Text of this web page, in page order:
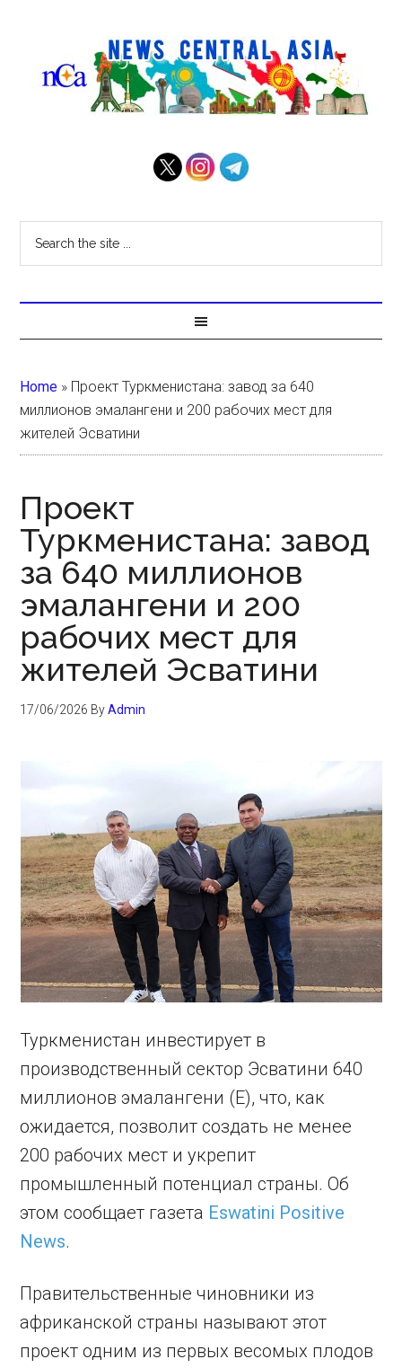
Home » Проект Туркменистана: завод за 640
миллионов эмалангени и 200 рабочих мест для
жителей Эсватини
Проект
Туркменистана: завод
за 640 миллионов
эмалангени и 200
рабочих мест для
жителей Эсватини
17/06/2026 ByAdmin
Туркменистан инвестирует в
производственный сектор Эсватини 640
миллионов эмалангени (E), что, как
ожидается, позволит создать не менее
200 рабочих мест и укрепит
промышленный потенциал страны. Об
этом сообщает газета Eswatini Positive
News.
Правительственные чиновники из
африканской страны называют этот
проект одним из первых весомых плодов